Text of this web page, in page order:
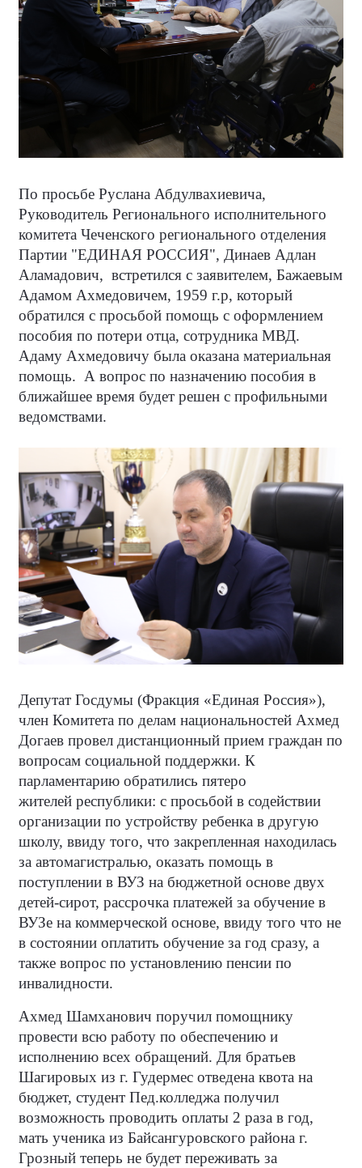
По просьбе Руслана Абдулвахиевича,
Руководитель Регионального исполнительного
комитета Чеченского регионального отделения
Партии "ЕДИНАЯ РОССИЯ", Динаев Адлан
Аламадович, встретился с заявителем, Бажаевым
Адамом Ахмедовичем, 1959 г.р, который
обратился с просьбой помощь с оформлением
пособия по потери отца, сотрудника МВД.
Адаму Ахмедовичу была оказана материальная
помощь. А вопрос по назначению пособия в
ближайшее время будет решен с профильными
ведомствами.
Депутат Госдумы (Фракция «Единая Россия»),
член Комитета по делам национальностей Ахмед
Догаев провел дистанционный прием граждан по
вопросам социальной поддержки. К
парламентарию обратились пятеро
жителей республики: с просьбой в содействии
организации по устройству ребенка в другую
школу, ввиду того, что закрепленная находилась
за автомагистралью, оказать помощь в
поступлении в ВУЗ на бюджетной основе двух
детей-сирот, рассрочка платежей за обучение в
ВУЗе на коммерческой основе, ввиду того что не
в состоянии оплатить обучение за год сразу, а
также вопрос по установлению пенсии по
инвалидности.
Ахмед Шамханович поручил помощнику
провести всю работу по обеспечению и
исполнению всех обращений. Для братьев
Шагировых из г. Гудермес отведена квота на
бюджет, студент Пед.колледжа получил
возможность проводить оплаты 2 раза в год,
мать ученика из Байсангуровского района г.
Грозный теперь не будет переживать за